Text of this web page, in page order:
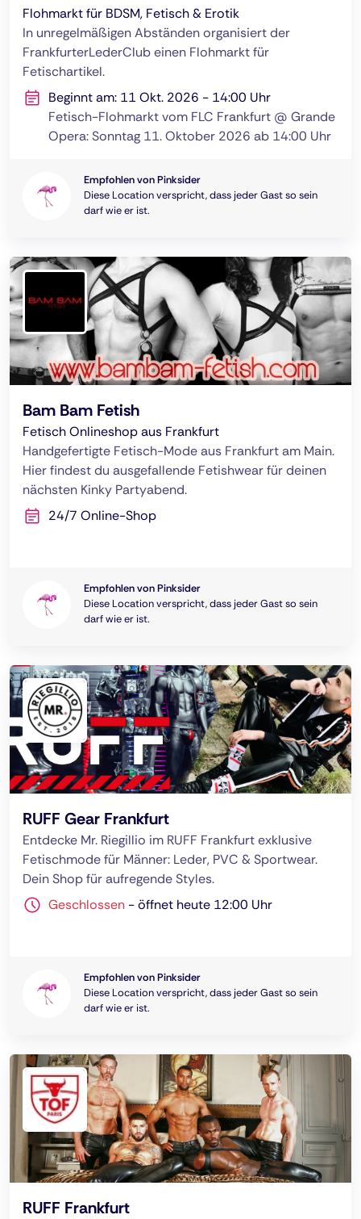
Flohmarkt für BDSM, Fetisch & Erotik
In unregelmäßigen Abständen organisiert der
FrankfurterLederClub einen Flohmarkt für
Fetischartikel.
Beginnt am: 11 Okt. 2026 - 14:00 Uhr
Fetisch-Flohmarkt vom FLC Frankfurt @ Grande
Opera: Sonntag 11. Oktober 2026 ab 14:00 Uhr
Empfohlen von Pinksider
Diese Location verspricht, dass jeder Gast so sein
darf wie er ist.
Bam Bam Fetish
Fetisch Onlineshop aus Frankfurt
Handgefertigte Fetisch-Mode aus Frankfurt am Main.
Hier findest du ausgefallende Fetishwear für deinen
nächsten Kinky Partyabend.
24/7 Online-Shop
Empfohlen von Pinksider
Diese Location verspricht, dass jeder Gast so sein
darf wie er ist.
RUFF Gear Frankfurt
Entdecke Mr. Riegillio im RUFF Frankfurt exklusive
Fetischmode für Männer: Leder, PVC & Sportwear.
Dein Shop für aufregende Styles.
Geschlossen -öffnet heute 12:00 Uhr
Empfohlen von Pinksider
Diese Location verspricht, dass jeder Gast so sein
darf wie er ist.
RUFF Frankfurt